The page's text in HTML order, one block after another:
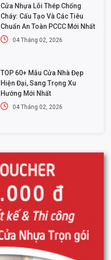
Cửa Nhựa Lõi Thép Chống
Cháy: Cấu Tạo Và Các Tiêu
Chuẩn An Toàn PCCC Mới Nhất
04 Tháng 02, 2026
TOP 60+ Mẫu Cửa Nhà Đẹp
Hiện Đại, Sang Trọng Xu
Hướng Mới Nhất
04 Tháng 02, 2026